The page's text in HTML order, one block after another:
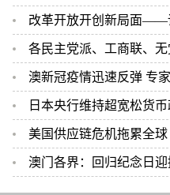
改革开放开创新局面
各民主党派、工商联、无党派人士为全面建成
澳新冠疫情迅速反弹 专
日本央行维持超宽松货币
美国供应链危机拖累全球
澳门各界：回归纪念日